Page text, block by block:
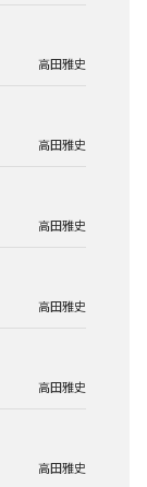
高田雅史
高田雅史
高田雅史
高田雅史
高田雅史
高田雅史